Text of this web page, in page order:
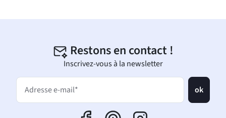
Restons en contact !
Inscrivez-vous à la newsletter
Adresse e-mail* ok